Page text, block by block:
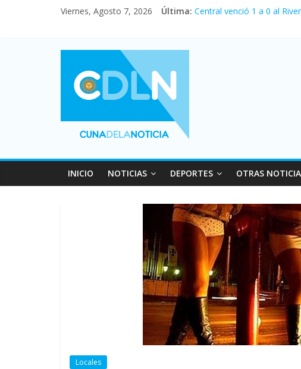
Viernes, Agosto 7, 2026 Última: Central venció 1 a 0 al
Vacaciones de invierno
Fuerte caída de la venta
INICIO NOTICIAS DEPORTES OTRAS
Locales